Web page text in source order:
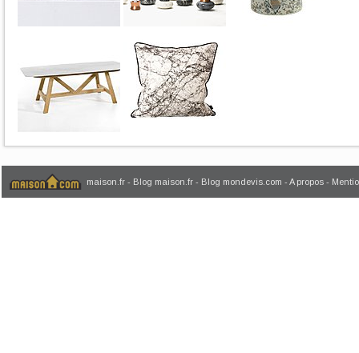
maison.fr - Blog maison.fr - Blog mondevis.com - A propos -